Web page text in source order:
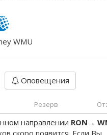
WMU
Оповещения
Резерв
направлении RON →
скоро появится. Если Вы